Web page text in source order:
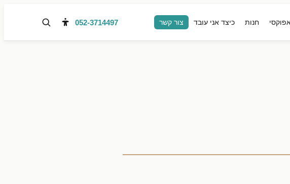
אפוקסי חנות כיצד אני עובד צור קשר 052-3714497